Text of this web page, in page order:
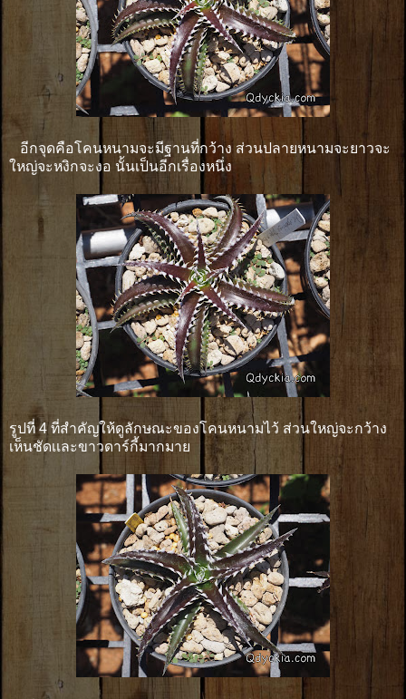
อีกจุดคือโคนหนามจะมีฐานที่กว้าง ส่วนปลายหนามจะยาวจะ
ใหญ่จะหงิกจะงอ นั้นเป็นอีกเรื่องหนึ่ง
รูปที่ 4 ที่สำคัญให้ดูลักษณะของโคนหนามไว้ ส่วนใหญ่จะกว้าง
เห็นชัดเเละขาวดาร์กี้มากมาย